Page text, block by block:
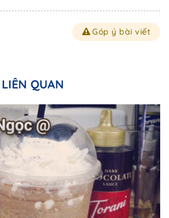
Góp ý bài viết
QUAN